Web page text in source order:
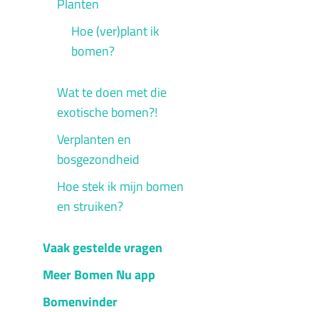
Planten
Hoe (ver)plant ik
bomen?
Wat te doen met die
exotische bomen?!
Verplanten en
bosgezondheid
Hoe stek ik mijn bomen
en struiken?
Vaak gestelde vragen
Meer Bomen Nu app
Bomenvinder